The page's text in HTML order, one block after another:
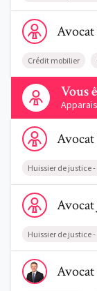
Voir le profil de
Avocat
Crédit mobilier
Vous
Contactez-nous
Voir le profil de
Avocat
Huissier de justice -
Voir le profil de
Avocat
Huissier de justice -
Voir le profil de
Avocat